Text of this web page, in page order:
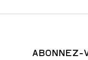
ABONNEZ-